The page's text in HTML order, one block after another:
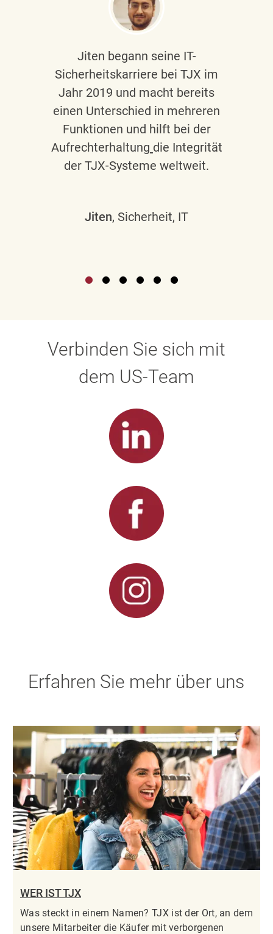
Jiten begann seine IT-
Sicherheitskarriere bei TJX im
Jahr 2019 und macht bereits
einen Unterschied in mehreren
Funktionen und hilft bei der
Aufrechterhaltung die Integrität
der TJX-Systeme weltweit.
Jiten, Sicherheit, IT
Verbinden Sie sich mit
dem US-Team
Erfahren Sie mehr über uns
WER IST TJX
Was steckt in einem Namen? TJX ist der Ort, an dem
unsere Mitarbeiter die Käufer mit verborgenen